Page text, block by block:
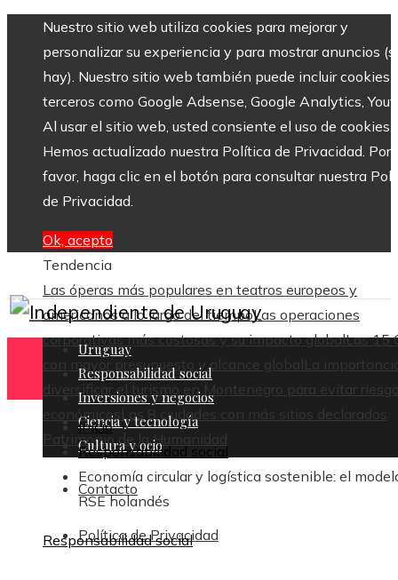
Nuestro sitio web utiliza cookies para mejorar y
personalizar su experiencia y para mostrar anuncios
hay). Nuestro sitio web también puede incluir cookies
terceros como Google Adsense, Google Analytics,
Al usar el sitio web, usted consiente el uso de cookies.
Hemos actualizado nuestra Política de Privacidad. Por
favor, haga clic en el botón para consultar nuestra
de Privacidad.
Ok, acepto
Tendencia
Las óperas más populares en teatros europeos y
americanos a lo largo del tiempoLas operaciones
corporativas más costosas y su impacto globalLas 15
con mayor presupuesto y alcance global
La
diversificar el turismo en Montenegro para evitar
económicos Las 8 ciudades con más sitios declarados
Patrimonio de la Humanidad
Contacto
Política de Privacidad
Uruguay
Responsabilidad social
Inversiones y negocios
Ciencia y tecnología
Cultura y ocio
Inicio
Responsabilidad social
Economía circular y logística sostenible: el
RSE holandés
Responsabilidad social